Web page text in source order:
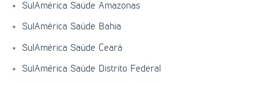
SulAmérica Saúde Amazonas
SulAmérica Saúde Bahia
SulAmérica Saúde Ceará
SulAmérica Saúde Distrito Federal